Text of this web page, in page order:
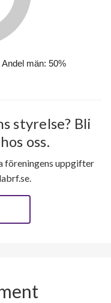
Andel män: 50%
styrelse? Bli
oss.
föreningens uppgifter